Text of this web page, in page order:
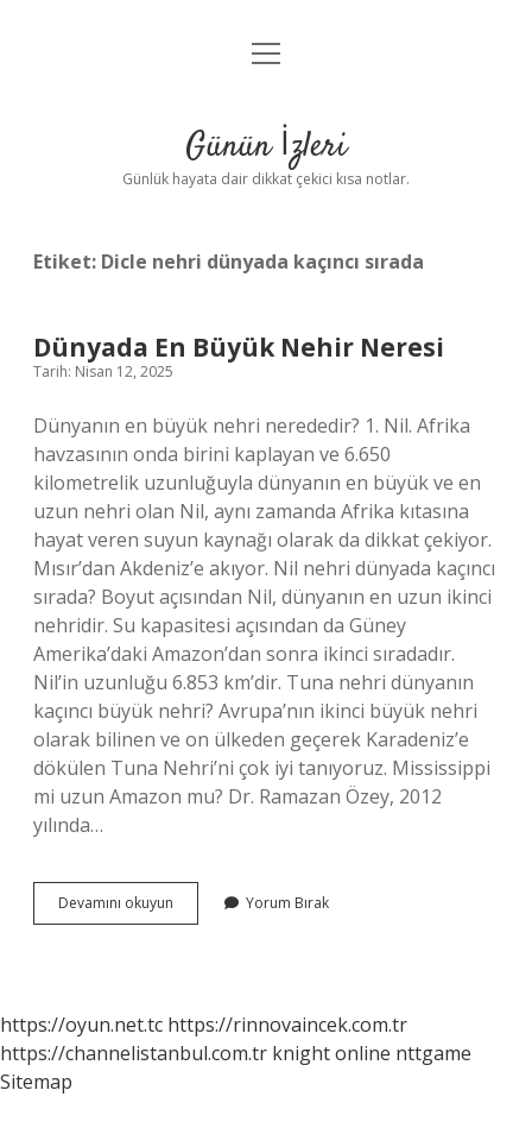
Anasayfa
Yasal Uyarı
menüyü
Günün İzleri
Günlük hayata dair dikkat çekici kısa notlar.
Etiket: Dicle nehri dünyada kaçıncı sırada
Dünyada En Büyük Nehir Neresi
Tarih: Nisan 12, 2025
Dünyanın en büyük nehri nerededir? 1. Nil. Afrika
havzasının onda birini kaplayan ve 6.650
kilometrelik uzunluğuyla dünyanın en büyük ve en
uzun nehri olan Nil, aynı zamanda Afrika kıtasına
hayat veren suyun kaynağı olarak da dikkat çekiyor.
Mısır’dan Akdeniz’e akıyor. Nil nehri dünyada kaçıncı
sırada? Boyut açısından Nil, dünyanın en uzun ikinci
nehridir. Su kapasitesi açısından da Güney
Amerika’daki Amazon’dan sonra ikinci sıradadır.
Nil’in uzunluğu 6.853 km’dir. Tuna nehri dünyanın
kaçıncı büyük nehri? Avrupa’nın ikinci büyük nehri
olarak bilinen ve on ülkeden geçerek Karadeniz’e
dökülen Tuna Nehri’ni çok iyi tanıyoruz. Mississippi
mi uzun Amazon mu? Dr. Ramazan Özey, 2012
yılında…
Devamını okuyun Dünyada
En
Yorum Bırak
https://oyun.net.tc https://rinnovaincek.com.tr
https://channelistanbul.com.tr knight online nttgame
Sitemap